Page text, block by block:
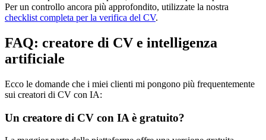
Per un controllo ancora più approfondito, utilizzate la nostra
checklist completa per la verifica del CV.
FAQ: creatore di CV e intelligenza
artificiale
Ecco le domande che i miei clienti mi pongono più frequentemente
sui creatori di CV con IA:
Un creatore di CV con IA è gratuito?